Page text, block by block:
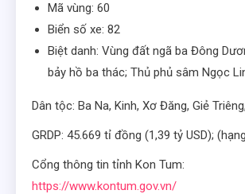
Mã vùng: 60
Biển số xe: 82
Biệt danh: Vùng đất ngã ba Đông
bảy hồ ba thác; Thủ phủ sâm Ngọc
Dân tộc: Ba Na, Kinh, Xơ Đăng, Giẻ
GRDP: 45.669 tỉ đồng (1,39 tỷ USD);
Cổng thông tin tỉnh Kon Tum:
https://www.kontum.gov.vn/